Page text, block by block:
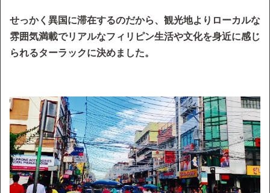
せっかく異国に滞在するのだから、観光地よりローカルな
雰囲気満載でリアルなフィリピン生活や文化を身近に感じ
られるターラックに決めました。